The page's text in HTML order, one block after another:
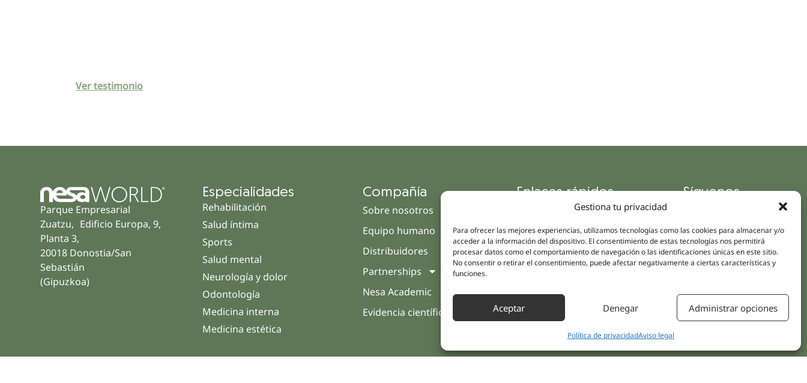
Gestiona tu privacidad
Para ofrecer las mejores experiencias, utilizamos tecnologías como las cookies para almacenar y/o
acceder a la información del dispositivo. El consentimiento de estas tecnologías nos permitirá
procesar datos como el comportamiento de navegación o las identificaciones únicas en este sitio.
No consentir o retirar el consentimiento, puede afectar negativamente a ciertas características y
funciones.
Aceptar Denegar Administrar opciones
Política de privacidadAviso legal
Ver testimonio
Parque Empresarial
Zuatzu, Edificio Europa, 9,
Planta 3,
20018 Donostia/San
Sebastián
(Gipuzkoa)
Especialidades
Rehabilitación
Salud íntima
Sports
Salud mental
Neurología y dolor
Odontología
Medicina interna
Medicina estética
Compañía
Sobre nosotros
Equipo humano
Distribuidores
Partnerships
Nesa Academic
Evidencia científica
Enlaces rápidos
Tienda online
Clínicas
Tratamientos pacientes
Opiniones
Contáctanos
Síguenos
LinkedIn
Youtube
Facebook